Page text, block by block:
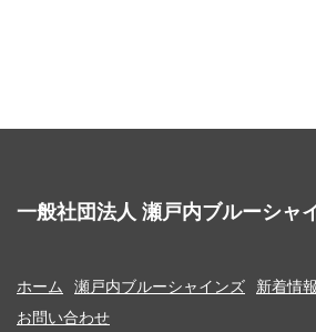
一般社団法人 瀬戸内ブルーシャ
ホーム 瀬戸内ブルーシャインズ 新着情報
お問い合わせ